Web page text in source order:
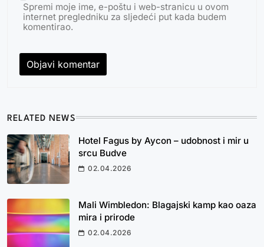
Spremi moje ime, e-poštu i web-stranicu u ovom
internet pregledniku za sljedeći put kada budem
komentirao.
RELATED NEWS
Hotel Fagus by Aycon – udobnost i mir u
srcu Budve
02.04.2026
Mali Wimbledon: Blagajski kamp kao oaza
mira i prirode
02.04.2026